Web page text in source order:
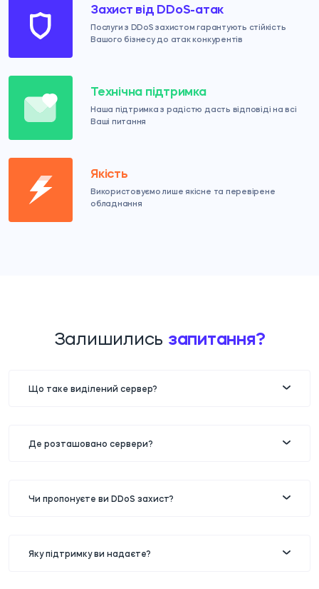
Захист від DDoS-атак
Послуги з DDoS захистом гарантують стійкість
Вашого бізнесу до атак конкурентів
Технічна підтримка
Наша підтримка з радістю дасть відповіді на всі
Ваші питання
Якість
Використовуємо лише якісне та перевірене
обладнання
Залишились запитання?
Що таке виділений сервер?
Де розташовано сервери?
Чи пропонуєте ви DDoS захист?
Яку підтримку ви надаєте?